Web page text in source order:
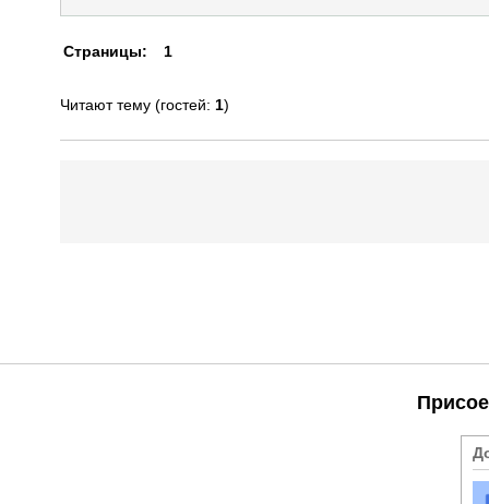
Страницы: 1
Читают тему (гостей: 1)